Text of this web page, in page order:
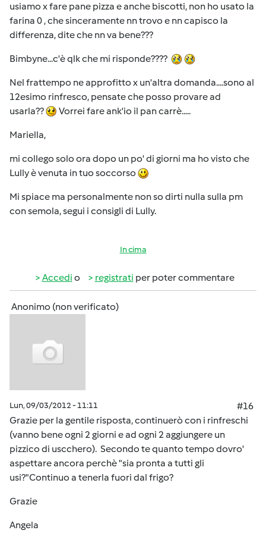
usiamo x fare pane pizza e anche biscotti, non ho usato la
farina 0 , che sinceramente nn trovo e nn capisco la
differenza, dite che nn va bene???
Bimbyne...c'è qlk che mi risponde????
Nel frattempo ne approfitto x un'altra domanda....sono al
12esimo rinfresco, pensate che posso provare ad
usarla??
Vorrei fare ank'io il pan carrè.....
Mariella,
mi collego solo ora dopo un po' di giorni ma ho visto che
Lully è venuta in tuo soccorso
Mi spiace ma personalmente non so dirti nulla sulla pm
con semola, segui i consigli di Lully.
In cima
Accedi o registrati per poter commentare
Anonimo (non verificato)
Lun, 09/03/2012 - 11:11
#16
Grazie per la gentile risposta, continuerò con i rinfreschi
(vanno bene ogni 2 giorni e ad ogni 2 aggiungere un
pizzico di uscchero). Secondo te quanto tempo dovro'
aspettare ancora perchè "sia pronta a tutti gli
usi?"Continuo a tenerla fuori dal frigo?
Grazie
Angela